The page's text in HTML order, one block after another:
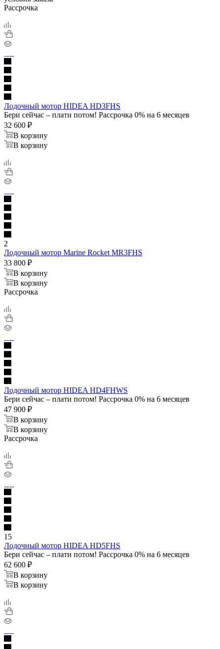
Рассрочка
Лодочный мотор HIDEA HD3FHS
Бери сейчас – плати потом! Рассрочка 0% на 6 месяцев
32 600 ₽
В корзину
В корзину
2
Лодочный мотор Marine Rocket MR3FHS
33 800 ₽
В корзину
В корзину
Рассрочка
Лодочный мотор HIDEA HD4FHWS
Бери сейчас – плати потом! Рассрочка 0% на 6 месяцев
47 900 ₽
В корзину
В корзину
Рассрочка
15
Лодочный мотор HIDEA HD5FHS
Бери сейчас – плати потом! Рассрочка 0% на 6 месяцев
62 600 ₽
В корзину
В корзину